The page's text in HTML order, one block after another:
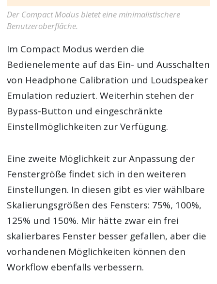
Der Compact Modus bietet eine minimalistischere
Benutzeroberfläche.
Im Compact Modus werden die
Bedienelemente auf das Ein- und Ausschalten
von Headphone Calibration und Loudspeaker
Emulation reduziert. Weiterhin stehen der
Bypass-Button und eingeschränkte
Einstellmöglichkeiten zur Verfügung.
Eine zweite Möglichkeit zur Anpassung der
Fenstergröße findet sich in den weiteren
Einstellungen. In diesen gibt es vier wählbare
Skalierungsgrößen des Fensters: 75%, 100%,
125% und 150%. Mir hätte zwar ein frei
skalierbares Fenster besser gefallen, aber die
vorhandenen Möglichkeiten können den
Workflow ebenfalls verbessern.